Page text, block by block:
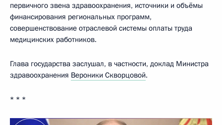
первичного звена здравоохранения, источники и объёмы
финансирования региональных программ,
совершенствование отраслевой системы оплаты труда
медицинских работников.
Глава государства заслушал, в частности, доклад Министра
здравоохранения Вероники Скворцовой.
* * *